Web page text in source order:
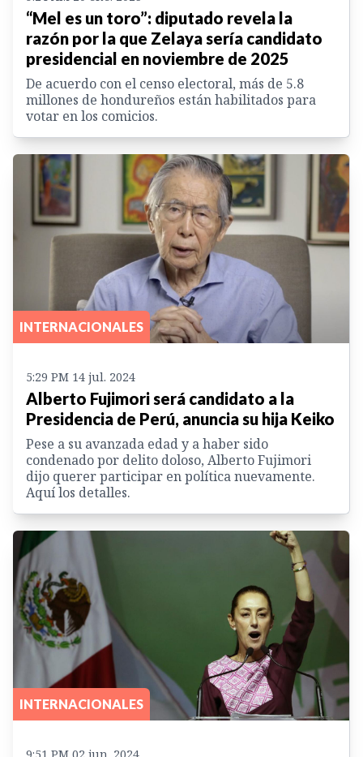
“Mel es un toro”: diputado revela la
razón por la que Zelaya sería candidato
presidencial en noviembre de 2025
De acuerdo con el censo electoral, más de 5.8
millones de hondureños están habilitados para
votar en los comicios.
INTERNACIONALES
5:29 PM 14 jul. 2024
Alberto Fujimori será candidato a la
Presidencia de Perú, anuncia su hija Keiko
Pese a su avanzada edad y a haber sido
condenado por delito doloso, Alberto Fujimori
dijo querer participar en política nuevamente.
Aquí los detalles.
INTERNACIONALES
9:51 PM 02 jun. 2024